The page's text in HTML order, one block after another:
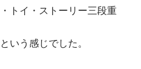
・トイ・ストーリー三段重
という感じでした。